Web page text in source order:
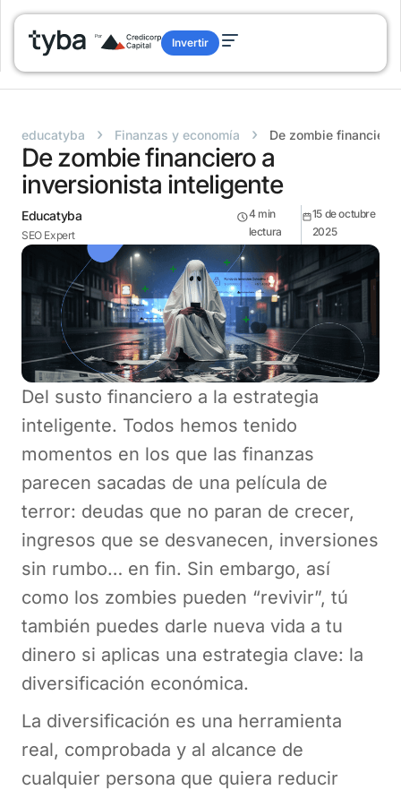
Invertir
educatyba › Finanzas y economía › De zombie
De zombie financiero a
inversionista inteligente
Educatyba
SEO Expert
4 min
lectura
15 de octubre
2025
Del susto financiero a la estrategia
inteligente. Todos hemos tenido
momentos en los que las finanzas
parecen sacadas de una película de
terror: deudas que no paran de crecer,
ingresos que se desvanecen, inversiones
sin rumbo… en fin. Sin embargo, así
como los zombies pueden “revivir”, tú
también puedes darle nueva vida a tu
dinero si aplicas una estrategia clave: la
diversificación económica.
La diversificación es una herramienta
real, comprobada y al alcance de
cualquier persona que quiera reducir